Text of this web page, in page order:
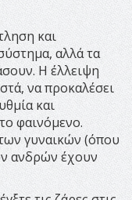
και
αλλά τα
Η έλλειψη
να προκαλέσει
και
φαινόμενο.
γυναικών (όπου
ανδρών έχουν